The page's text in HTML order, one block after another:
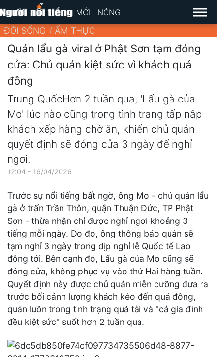
MỚI NÓNG
ĐỜI SỐNG ẨM THỰC
Quán lẩu gà viral ở Phật Sơn tạm đóng
cửa: Chủ quán kiệt sức vì khách quá
đông
Trung QuốcHơn 2 tuần qua, 'Lẩu gà của
Mo' lúc nào cũng trong tình trạng tấp nập
khách xếp hàng chờ ăn, khiến chủ quán
quyết định sẽ đóng cửa 3 ngày để nghỉ
ngơi.
12:04 - 16/04/2026
Trước sự nổi tiếng bất ngờ, ông Mo - chủ quán lẩu
gà ở trấn Trần Thôn, quận Thuận Đức, TP Phật
Sơn - thừa nhận chỉ được nghỉ ngơi khoảng 3
tiếng mỗi ngày. Do đó, ông thông báo quán sẽ
tạm nghỉ 3 ngày trong dịp nghỉ lễ Quốc tế Lao
động tới. Bên cạnh đó, Lẩu gà của Mo cũng sẽ
đóng cửa, không phục vụ vào thứ Hai hàng tuần.
Quyết định này được chủ quán miễn cưỡng đưa ra
trước bối cảnh lượng khách kéo đến quá đông,
quán luôn trong tình trạng quá tải và "cả gia đình
đều kiệt sức" suốt hơn 2 tuần qua.